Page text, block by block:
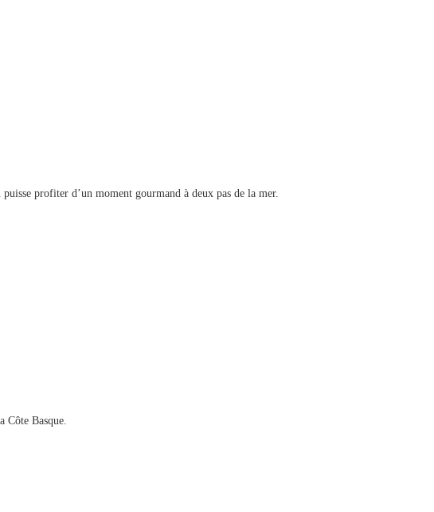
puisse profiter d’un moment gourmand à deux pas de la mer.
Côte Basque.